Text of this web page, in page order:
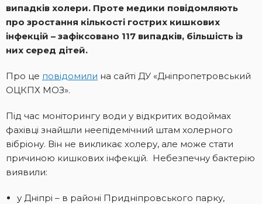
випадків холери. Проте медики повідомляють
про зростання кількості гострих кишкових
інфекцій – зафіксовано 117 випадків, більшість із
них серед дітей.
Про це повідомили на сайті ДУ «Дніпропетровський
ОЦКПХ МОЗ».
Під час моніторингу води у відкритих водоймах
фахівці знайшли неепідемічний штам холерного
вібріону. Він не викликає холеру, але може стати
причиною кишкових інфекцій. Небезпечну бактерію
виявили:
у Дніпрі – в районі Придніпровського парку,